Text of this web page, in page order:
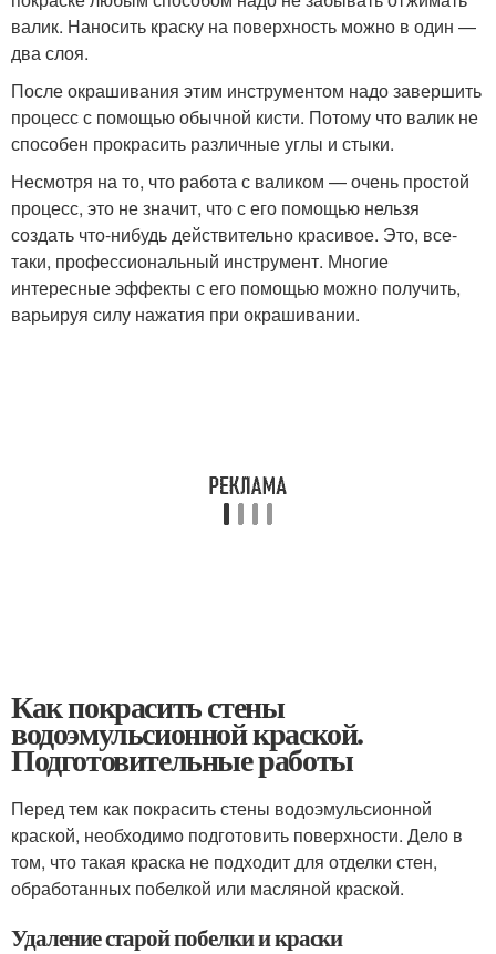
валик. Наносить краску на поверхность можно в один —
два слоя.
После окрашивания этим инструментом надо завершить
процесс с помощью обычной кисти. Потому что валик не
способен прокрасить различные углы и стыки.
Несмотря на то, что работа с валиком — очень простой
процесс, это не значит, что с его помощью нельзя
создать что-нибудь действительно красивое. Это, все-
таки, профессиональный инструмент. Многие
интересные эффекты с его помощью можно получить,
варьируя силу нажатия при окрашивании.
Как покрасить стены
водоэмульсионной краской.
Подготовительные работы
Перед тем как покрасить стены водоэмульсионной
краской, необходимо подготовить поверхности. Дело в
том, что такая краска не подходит для отделки стен,
обработанных побелкой или масляной краской.
Удаление старой побелки и краски